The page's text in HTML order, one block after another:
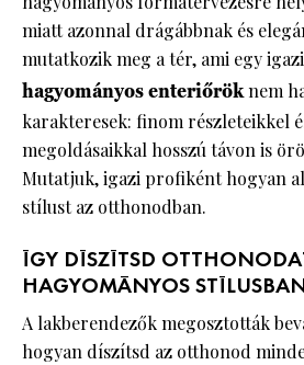
miatt azonnal drágábbnak és
mutatkozik meg a tér, ami egy
hagyományos enteriőröknem
karakteresek: finom részleteikkel
megoldásaikkal hosszú távon is
Mutatjuk, igazi profiként hogyan
stílust az otthonodban.
ÍGY DÍSZÍTSD
HAGYOMÁNYOS
A lakberendezők megosztották
hogyan díszítsd az otthonod